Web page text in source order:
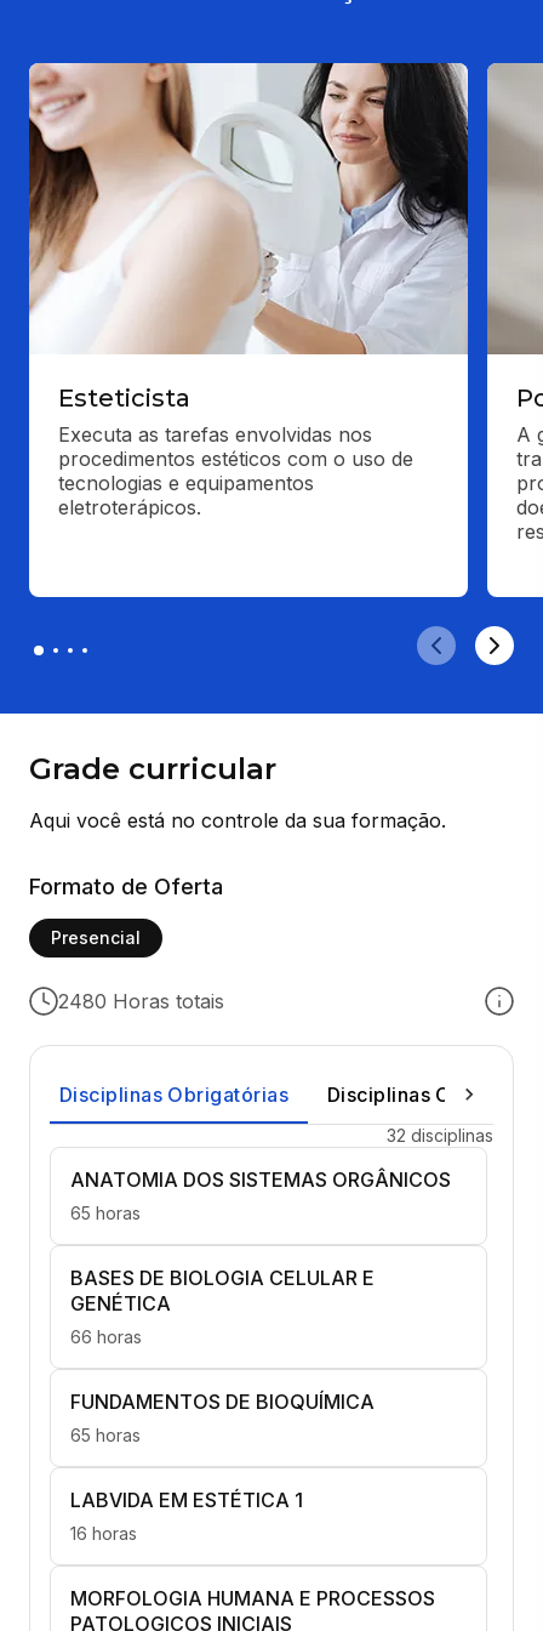
Esteticista
Executa as tarefas envolvidas nos
procedimentos estéticos com o uso de
tecnologias e equipamentos
eletroterápicos.
A
Grade curricular
Aqui você está no controle da sua formação.
Formato de Oferta
Presencial
2480 Horas totais
Disciplinas Obrigatórias Disciplinas Optativas
32 disciplinas
ANATOMIA DOS SISTEMAS ORGÂNICOS
65 horas
BASES DE BIOLOGIA CELULAR E
GENÉTICA
66 horas
FUNDAMENTOS DE BIOQUÍMICA
65 horas
LABVIDA EM ESTÉTICA 1
16 horas
MORFOLOGIA HUMANA E PROCESSOS
PATOLOGICOS INICIAIS